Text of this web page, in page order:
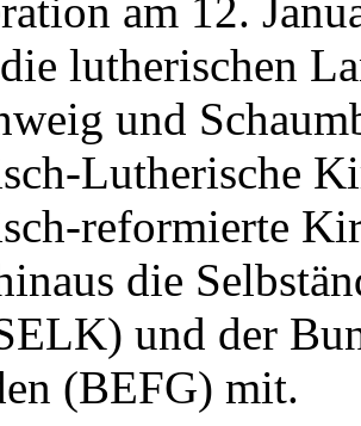
am 12.
lutherischen
und
Lutherische
reformierte
die
und der
(BEFG) mit.